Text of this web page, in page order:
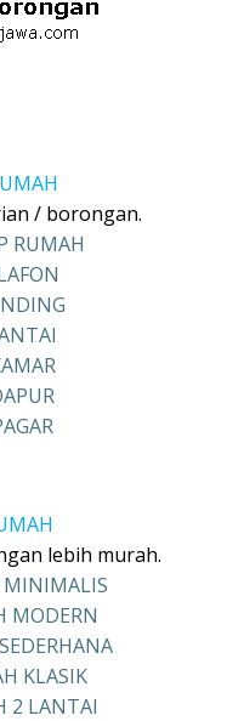
/ borongan.
RUMAH
lebih murah.
MODERN
KLASIK
2 LANTAI